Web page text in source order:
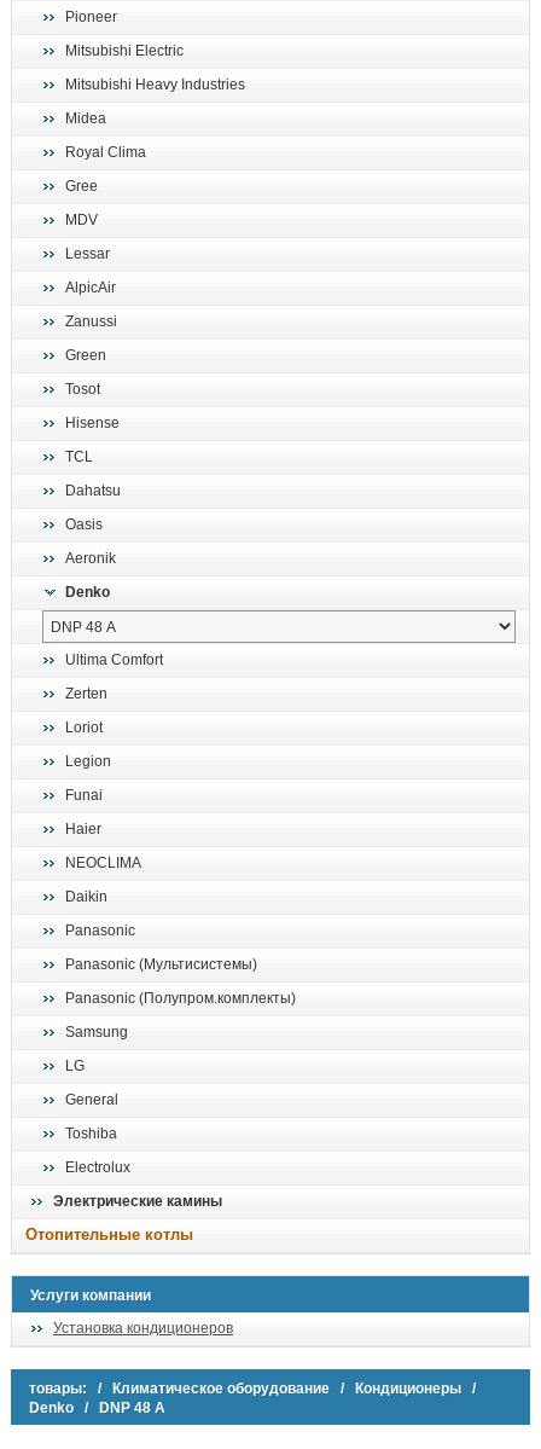
Pioneer
Mitsubishi Electric
Mitsubishi Heavy Industries
Midea
Royal Clima
Gree
MDV
Lessar
AlpicAir
Zanussi
Green
Tosot
Hisense
TCL
Dahatsu
Oasis
Aeronik
Denko
Ultima Comfort
Zerten
Loriot
Legion
Funai
Haier
NEOCLIMA
Daikin
Panasonic
Panasonic (Мультисистемы)
Panasonic (Полупром.комплекты)
Samsung
LG
General
Toshiba
Electrolux
Электрические камины
Отопительные котлы
Услуги компании
Установка кондиционеров
товары: / Климатическое оборудование / Кондиционеры /
Denko / DNP 48 A